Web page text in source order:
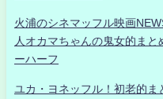
火浦のシネマッフル映画
人オカマちゃんの鬼女的ま
ーハーフ
ユカ・ヨネッフル！初老的